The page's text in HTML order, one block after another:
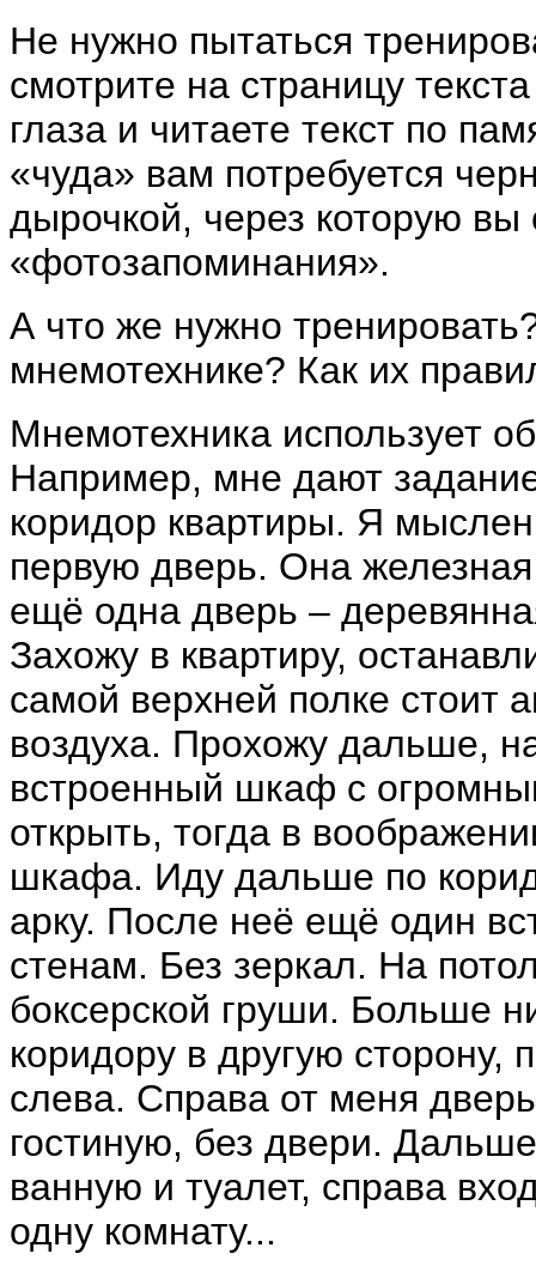
Не нужно пытаться
смотрите на страницу
глаза и читаете текст по
«чуда» вам потребуется
дырочкой, через которую вы
«фотозапоминания».
А что же нужно
мнемотехнике? Как их
Мнемотехника использует
Например, мне дают
коридор квартиры. Я
первую дверь. Она
ещё одна дверь –
Захожу в квартиру,
самой верхней полке стоит
воздуха. Прохожу дальше,
встроенный шкаф с
открыть, тогда в
шкафа. Иду дальше по
арку. После неё ещё один
стенам. Без зеркал. На
боксерской груши. Больше
коридору в другую
слева. Справа от меня
гостиную, без двери.
ванную и туалет, справа
одну комнату...